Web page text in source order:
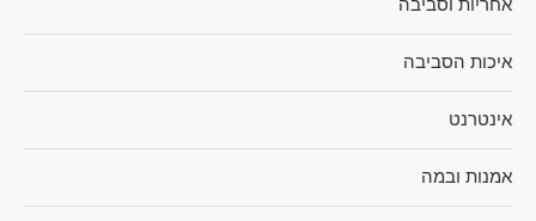
אחריות וסביבה
איכות הסביבה
אינטרנט
אמנות ובמה